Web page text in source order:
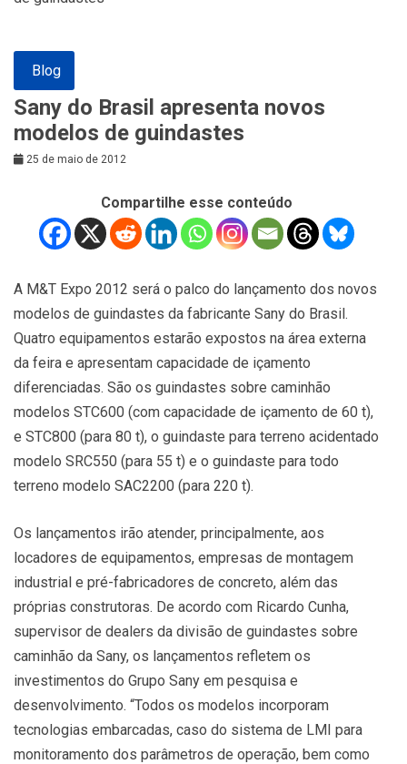
Blog
Sany do Brasil apresenta novos
modelos de guindastes
25 de maio de 2012
Compartilhe esse conteúdo
A M&T Expo 2012 será o palco do lançamento dos novos
modelos de guindastes da fabricante Sany do Brasil.
Quatro equipamentos estarão expostos na área externa
da feira e apresentam capacidade de içamento
diferenciadas. São os guindastes sobre caminhão
modelos STC600 (com capacidade de içamento de 60 t),
e STC800 (para 80 t), o guindaste para terreno acidentado
modelo SRC550 (para 55 t) e o guindaste para todo
terreno modelo SAC2200 (para 220 t).
Os lançamentos irão atender, principalmente, aos
locadores de equipamentos, empresas de montagem
industrial e pré-fabricadores de concreto, além das
próprias construtoras. De acordo com Ricardo Cunha,
supervisor de dealers da divisão de guindastes sobre
caminhão da Sany, os lançamentos refletem os
investimentos do Grupo Sany em pesquisa e
desenvolvimento. “Todos os modelos incorporam
tecnologias embarcadas, caso do sistema de LMI para
monitoramento dos parâmetros de operação, bem como